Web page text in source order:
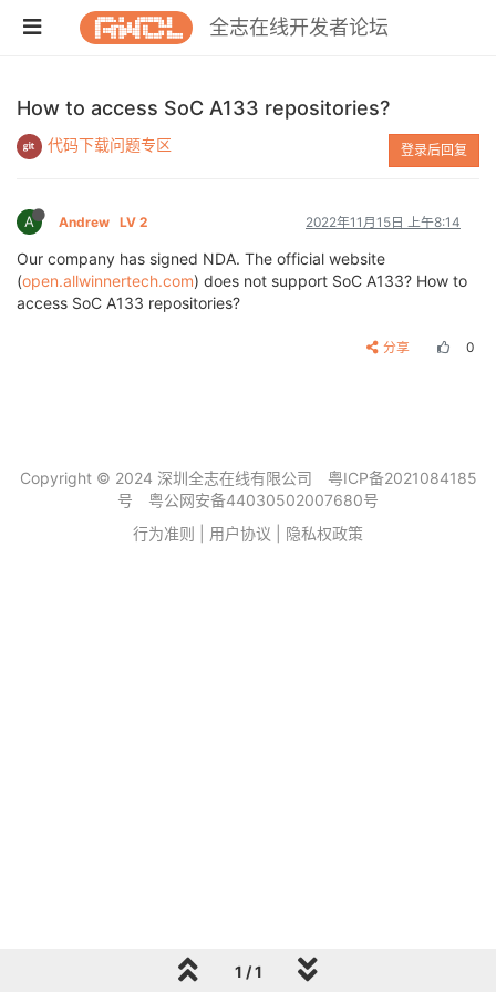
全志在线开发者论坛
How to access SoC A133 repositories?
代码下载问题专区 登录后回复
A Andrew LV 2 2022年11月15日 上午8:14
Our company has signed NDA. The official website
(open.allwinnertech.com) does not support SoC A133? How to
access SoC A133 repositories?
分享 0
1 / 1
Copyright © 2024 深圳全志在线有限公司
粤ICP备2021084185
号
粤公网安备44030502007680号
行为准则
用户协议 隐私权政策